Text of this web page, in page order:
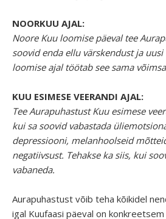
NOORKUU AJAL:
Noore Kuu loomise päeval tee
soovid enda ellu värskendust ja
loomise ajal töötab see sama
KUU ESIMESE VEERANDI AJAL:
Tee Aurapuhastust Kuu esimese
kui sa soovid vabastada
depressiooni, melanhoolseid
negatiivsust. Tehakse ka siis, kui
vabaneda.
Aurapuhastust võib teha kõikidel
igal Kuufaasi päeval on